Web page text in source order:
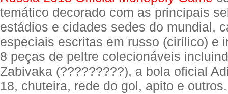
temático decorado com as principais
estádios e cidades sedes do mundial,
especiais escritas em russo (cirílico) e
8 peças de peltre colecionáveis
Zabivaka (?????????), a bola oficial
18, chuteira, rede do gol, apito e outros.